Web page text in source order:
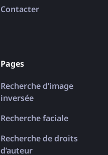
Contacter
Pages
Recherche d’image
inversée
Recherche faciale
Recherche de droits
d’auteur